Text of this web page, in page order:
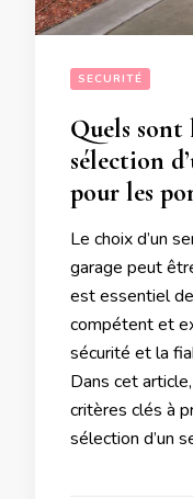
SECURITÉ
Quels sont
sélection
pour les
Le choix d’un
garage peut
est essentiel
compétent et
sécurité et la
Dans cet
critères clés à
sélection d’un